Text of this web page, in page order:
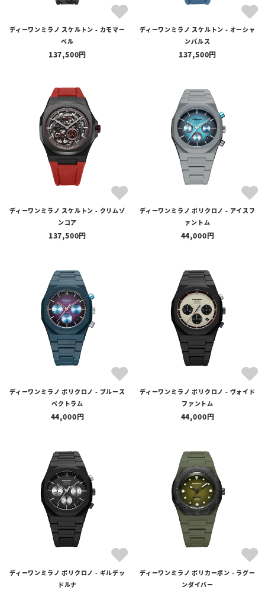
ディーワンミラノ スケルトン - カモマー
ベル
137,500
ディーワンミラノ スケルトン - オーシャ
ンパルス
137,500
ディーワンミラノ スケルトン - クリムゾ
ンコア
137,500
ディーワンミラノ ポリクロノ - アイスフ
ァントム
44,000
ディーワンミラノ ポリクロノ - ブルース
ペクトラム
44,000
ディーワンミラノ ポリクロノ - ヴォイド
ファントム
44,000
ディーワンミラノ ポリクロノ - ギルデッ
ドルナ
ディーワンミラノ ポリカーボン - ラグー
ンダイバー